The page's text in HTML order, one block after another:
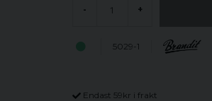
- +
5029-1
Endast 59kr i frakt